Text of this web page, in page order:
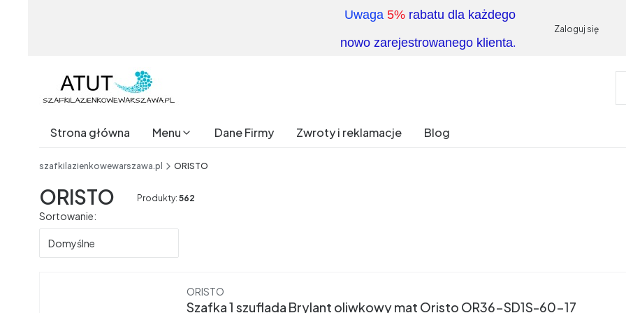
Uwaga 5% rabatu dla każdego
nowo zarejestrowanego klienta.
Zaloguj się
Strona główna Menu Dane Firmy Zwroty i reklamacje
Blog
szafkilazienkowewarszawa.pl ORISTO
ORISTO Produkty: 562
Lista produktów
Sortowanie:
Domyślne
Producent
ORISTO
Szafka 1 szuflada Brylant oliwkowy mat Oristo OR36-SD1S-60-17